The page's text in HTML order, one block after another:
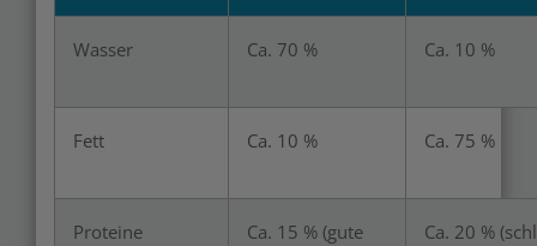
Wasser Ca. 70 % Ca. 10 %
Fett Ca. 10 % Ca. 75 %
Proteine
Ca. 15 % (gute
Ca. 20 %